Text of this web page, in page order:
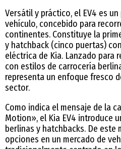
Versátil y práctico, el EV4 es
vehículo, concebido para
continentes. Constituye la
y hatchback (cinco puertas)
eléctrica de Kia. Lanzado para
con estilos de carrocería
representa un enfoque fresco
sector.
Como indica el mensaje de la
Motion», el Kia EV4 introduce
berlinas y hatchbacks. De este
opciones en un mercado de